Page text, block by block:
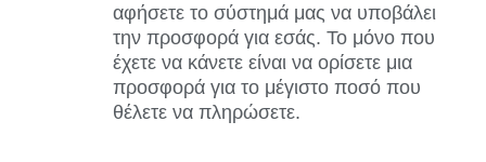
αφήσετε το σύστημά μας να υποβάλει
την προσφορά για εσάς. Το μόνο που
έχετε να κάνετε είναι να ορίσετε μια
προσφορά για το μέγιστο ποσό που
θέλετε να πληρώσετε.